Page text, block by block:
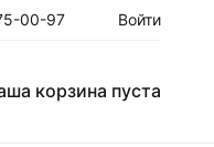
00-97 Войти
корзина пуста